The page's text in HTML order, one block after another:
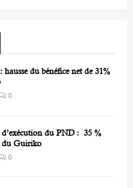
du bénéfice net de 31%
0
du PND : 35 %
du Guiriko
0